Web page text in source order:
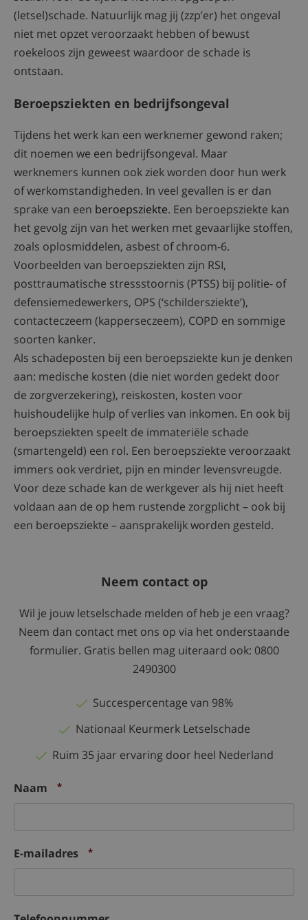
(letsel)schade. Natuurlijk mag jij (zzp’er) het ongeval
niet met opzet veroorzaakt hebben of bewust
roekeloos zijn geweest waardoor de schade is
ontstaan.
Beroepsziekten en bedrijfsongeval
Tijdens het werk kan een werknemer gewond raken;
dit noemen we een bedrijfsongeval. Maar
werknemers kunnen ook ziek worden door hun werk
of werkomstandigheden. In veel gevallen is er dan
sprake van een beroepsziekte. Een beroepsziekte kan
het gevolg zijn van het werken met gevaarlijke stoffen,
zoals oplosmiddelen, asbest of chroom-6.
Voorbeelden van beroepsziekten zijn RSI,
posttraumatische stressstoornis (PTSS) bij politie- of
defensiemedewerkers, OPS (‘schildersziekte’),
contacteczeem (kapperseczeem), COPD en sommige
soorten kanker.
Als schadeposten bij een beroepsziekte kun je denken
aan: medische kosten (die niet worden gedekt door
de zorgverzekering), reiskosten, kosten voor
huishoudelijke hulp of verlies van inkomen. En ook bij
beroepsziekten speelt de immateriële schade
(smartengeld) een rol. Een beroepsziekte veroorzaakt
immers ook verdriet, pijn en minder levensvreugde.
Voor deze schade kan de werkgever als hij niet heeft
voldaan aan de op hem rustende zorgplicht – ook bij
een beroepsziekte – aansprakelijk worden gesteld.
Neem contact op
Wil je jouw letselschade melden of heb je een vraag?
Neem dan contact met ons op via het onderstaande
formulier. Gratis bellen mag uiteraard ook: 0800
2490300
Succespercentage van 98%
Nationaal Keurmerk Letselschade
Ruim 35 jaar ervaring door heel Nederland
Naam *
E-mailadres *